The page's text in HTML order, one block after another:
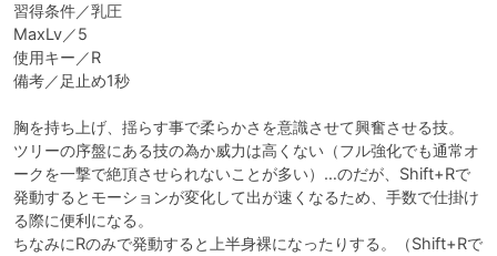
習得条件／乳圧
MaxLv／5
使用キー／R
備考／足止め1秒
胸を持ち上げ、揺らす事で柔らかさを意識させて興奮させる技。
ツリーの序盤にある技の為か威力は高くない（フル強化でも通常オ
ークを一撃で絶頂させられないことが多い）…のだが、Shift+Rで
発動するとモーションが変化して出が速くなるため、手数で仕掛け
る際に便利になる。
ちなみにRのみで発動すると上半身裸になったりする。（Shift+Rで